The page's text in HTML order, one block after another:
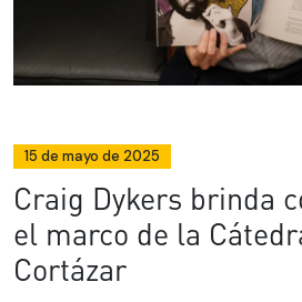
15 de mayo de 2025
Craig Dykers brinda
el marco de la
Cortázar